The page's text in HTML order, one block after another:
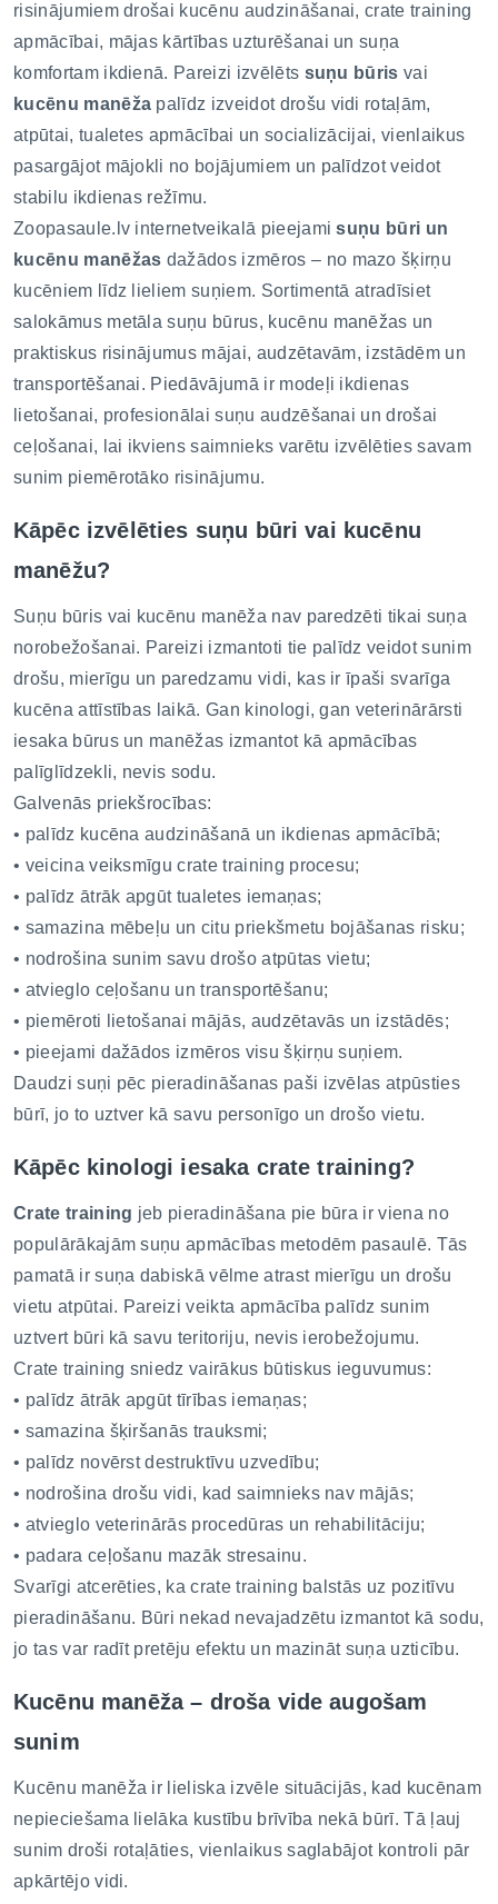
risinājumiem drošai kucēnu audzināšanai, crate training
apmācībai, mājas kārtības uzturēšanai un suņa
komfortam ikdienā. Pareizi izvēlēts suņu būris vai
kucēnu manēža palīdz izveidot drošu vidi rotaļām,
atpūtai, tualetes apmācībai un socializācijai, vienlaikus
pasargājot mājokli no bojājumiem un palīdzot veidot
stabilu ikdienas režīmu.
Zoopasaule.lv internetveikalā pieejamisuņu būri un
kucēnu manēžas dažādos izmēros – no mazo šķirņu
kucēniem līdz lieliem suņiem. Sortimentā atradīsiet
salokāmus metāla suņu būrus, kucēnu manēžas un
praktiskus risinājumus mājai, audzētavām, izstādēm un
transportēšanai. Piedāvājumā ir modeļi ikdienas
lietošanai, profesionālai suņu audzēšanai un drošai
ceļošanai, lai ikviens saimnieks varētu izvēlēties savam
sunim piemērotāko risinājumu.
Kāpēc izvēlēties suņu būri vai kucēnu
manēžu?
Suņu būris vai kucēnu manēža nav paredzēti tikai suņa
norobežošanai. Pareizi izmantoti tie palīdz veidot sunim
drošu, mierīgu un paredzamu vidi, kas ir īpaši svarīga
kucēna attīstības laikā. Gan kinologi, gan veterinārārsti
iesaka būrus un manēžas izmantot kā apmācības
palīglīdzekli, nevis sodu.
Galvenās priekšrocības:
• palīdz kucēna audzināšanā un ikdienas apmācībā;
• veicina veiksmīgu crate training procesu;
• palīdz ātrāk apgūt tualetes iemaņas;
• samazina mēbeļu un citu priekšmetu bojāšanas risku;
• nodrošina sunim savu drošo atpūtas vietu;
• atvieglo ceļošanu un transportēšanu;
• piemēroti lietošanai mājās, audzētavās un izstādēs;
• pieejami dažādos izmēros visu šķirņu suņiem.
Daudzi suņi pēc pieradināšanas paši izvēlas atpūsties
būrī, jo to uztver kā savu personīgo un drošo vietu.
Kāpēc kinologi iesaka crate training?
Crate training jeb pieradināšana pie būra ir viena no
populārākajām suņu apmācības metodēm pasaulē. Tās
pamatā ir suņa dabiskā vēlme atrast mierīgu un drošu
vietu atpūtai. Pareizi veikta apmācība palīdz sunim
uztvert būri kā savu teritoriju, nevis ierobežojumu.
Crate training sniedz vairākus būtiskus ieguvumus:
• palīdz ātrāk apgūt tīrības iemaņas;
• samazina šķiršanās trauksmi;
• palīdz novērst destruktīvu uzvedību;
• nodrošina drošu vidi, kad saimnieks nav mājās;
• atvieglo veterinārās procedūras un rehabilitāciju;
• padara ceļošanu mazāk stresainu.
Svarīgi atcerēties, ka crate training balstās uz pozitīvu
pieradināšanu. Būri nekad nevajadzētu izmantot kā sodu,
jo tas var radīt pretēju efektu un mazināt suņa uzticību.
Kucēnu manēža – droša vide augošam
sunim
Kucēnu manēža ir lieliska izvēle situācijās, kad kucēnam
nepieciešama lielāka kustību brīvība nekā būrī. Tā ļauj
sunim droši rotaļāties, vienlaikus saglabājot kontroli pār
apkārtējo vidi.